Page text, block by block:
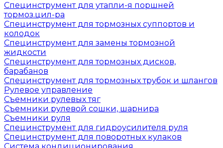
Специнструмент для утапли-я поршней
тормоз.цил-ра
Специнструмент для тормозных суппортов и
колодок
Специнструмент для замены тормозной
жидкости
Специнструмент для тормозных дисков,
барабанов
Специнструмент для тормозных трубок и шлангов
Рулевое управление
Съемники рулевых тяг
Съемники рулевой сошки, шарнира
Съемники руля
Специнструмент для гидроусилителя руля
Специнструмент для поворотных кулаков